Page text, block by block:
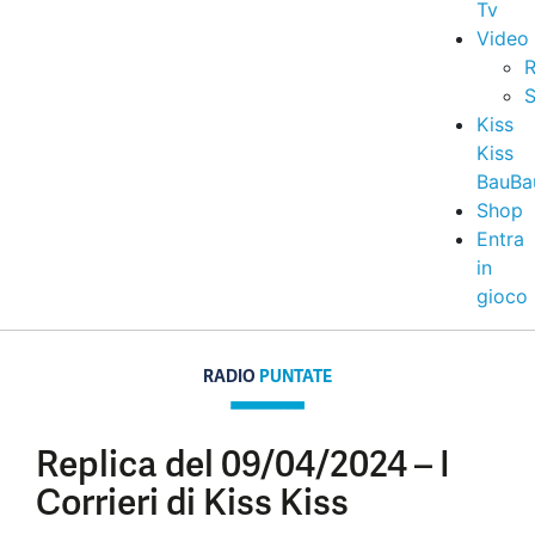
Tv
Video
Kiss
Kiss
Shop
Entra
in
gioco
RADIO PUNTATE
Replica del 09/04/2024 – I
Corrieri di Kiss Kiss